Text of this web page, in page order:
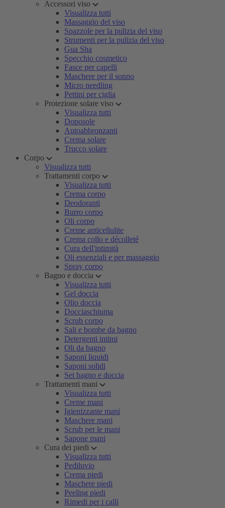
Accessori viso
Visualizza tutti
Massaggio del viso
Spazzole per la pulizia del viso
Strumenti per la pulizia del viso
Gua Sha
Specchio cosmetico
Fasce per capelli
Maschere per il sonno
Micro needling
Pettini per ciglia
Protezione solare viso
Visualizza tutti
Doposole
Autoabbronzanti
Crema solare
Trucco solare
Corpo
Visualizza tutti
Trattamenti corpo
Visualizza tutti
Crema corpo
Deodoranti
Burro corpo
Oli corpo
Creme anticellulite
Crema collo e décolleté
Cura dell'intimità
Oli essenziali e per massaggio
Spray corpo
Bagno e doccia
Visualizza tutti
Gel doccia
Olio doccia
Docciaschiuma
Scrub corpo
Sali e bombe da bagno
Detergenti intimi
Oli da bagno
Saponi liquidi
Saponi solidi
Set bagno e doccia
Trattamenti mani
Visualizza tutti
Creme mani
Igienizzante mani
Maschere mani
Scrub per le mani
Sapone mani
Cura dei piedi
Visualizza tutti
Pediluvio
Crema piedi
Maschere piedi
Peeling piedi
Rimedi per i calli